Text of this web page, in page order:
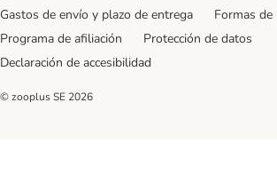
Gastos de envío y plazo de entrega
Formas de
Programa de afiliación
Protección de datos
Declaración de accesibilidad
© zooplus SE 2026